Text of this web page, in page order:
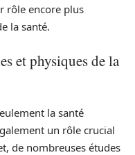
rôle encore plus
la santé.
et physiques de la
la santé
un rôle crucial
de nombreuses études